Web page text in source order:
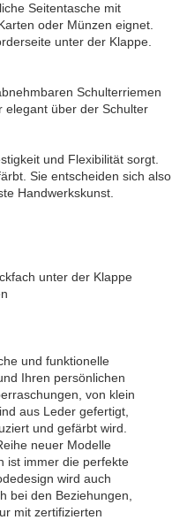
Seitentasche mit
oder Münzen eignet.
unter der Klappe.
Schulterriemen
elegant über der Schulter
und Flexibilität sorgt.
Sie entscheiden sich also
Handwerkskunst.
unter der Klappe
und funktionelle
Ihren persönlichen
von klein
aus Leder gefertigt,
und gefärbt wird.
neuer Modelle
ist immer die perfekte
wird auch
bei den Beziehungen,
mit zertifizierten